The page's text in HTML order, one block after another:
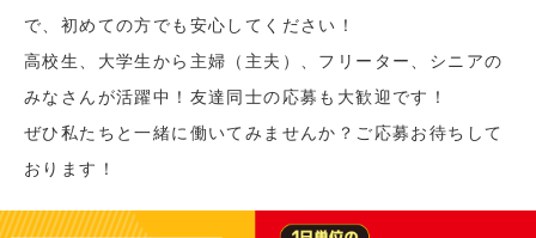
で、初めての方でも安心してください！
高校生、大学生から主婦（主夫）、フリーター、シニアの
みなさんが活躍中！友達同士の応募も大歓迎です！
ぜひ私たちと一緒に働いてみませんか？ご応募お待ちして
おります！